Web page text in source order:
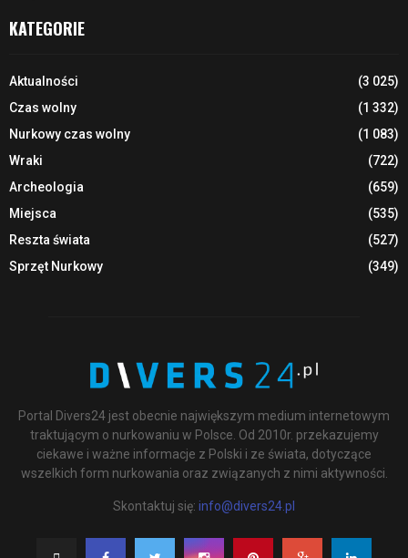
KATEGORIE
Aktualności
(3 025)
Czas wolny
(1 332)
Nurkowy czas wolny
(1 083)
Wraki
(722)
Archeologia
(659)
Miejsca
(535)
Reszta świata
(527)
Sprzęt Nurkowy
(349)
Portal Divers24 jest obecnie największym medium internetowym
traktującym o nurkowaniu w Polsce. Od 2010r. przekazujemy
ciekawe i ważne informacje z Polski i ze świata, dotyczące
wszelkich form nurkowania oraz związanych z nimi aktywności.
Skontaktuj się: info@divers24.pl